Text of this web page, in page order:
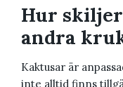
Hur
andra
Kaktusar är
inte alltid finns